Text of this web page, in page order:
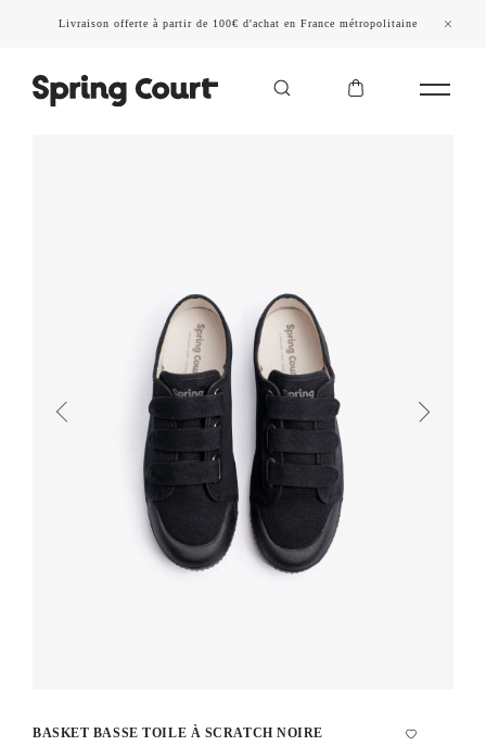
Livraison offerte à partir de 100€ d'achat en France métropolitaine
BASKET BASSE TOILE À SCRATCH NOIRE